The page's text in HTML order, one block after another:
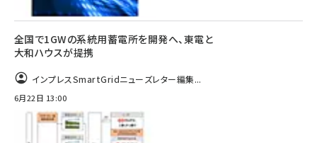
全国で1GWの系統用蓄電所を開発へ、東電と
大和ハウスが提携
インプレスSmartGridニューズレター編集...
6月22日 13:00